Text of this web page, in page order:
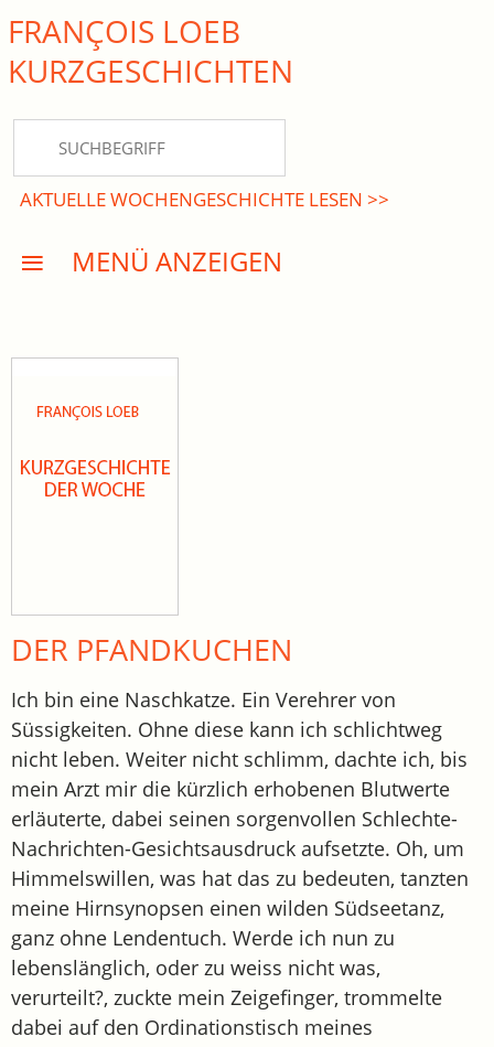
close Submenü
KURZGESCHICHTEN
DREISATZROMANE
PRESSE
FRANÇOIS LOEB
KURZ­GESCHICHTEN
AKTUELLE WOCHENGESCHICHTE LESEN >>
MENÜ ANZEIGEN
DER PFANDKUCHEN
Ich bin eine Naschkatze. Ein Verehrer von
Süssigkeiten. Ohne diese kann ich schlichtweg
nicht leben. Weiter nicht schlimm, dachte ich, bis
mein Arzt mir die kürzlich erhobenen Blutwerte
erläuterte, dabei seinen sorgenvollen Schlechte-
Nachrichten-Gesichtsausdruck aufsetzte. Oh, um
Himmelswillen, was hat das zu bedeuten, tanzten
meine Hirnsynopsen einen wilden Südseetanz,
ganz ohne Lendentuch. Werde ich nun zu
lebenslänglich, oder zu weiss nicht was,
verurteilt?, zuckte mein Zeigefinger, trommelte
dabei auf den Ordinationstisch meines